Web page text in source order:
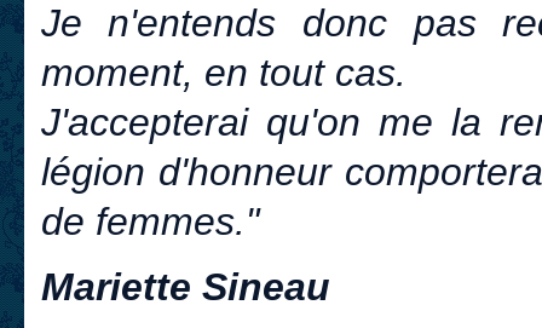
Je n'entends donc pas
moment, en tout cas.
J'accepterai qu'on me la
légion d'honneur
de femmes."
Mariette Sineau